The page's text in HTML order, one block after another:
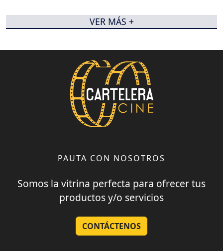
VER MÁS +
PAUTA CON NOSOTROS
Somos la vitrina perfecta para ofrecer tus
productos y/o servicios
CONTÁCTENOS